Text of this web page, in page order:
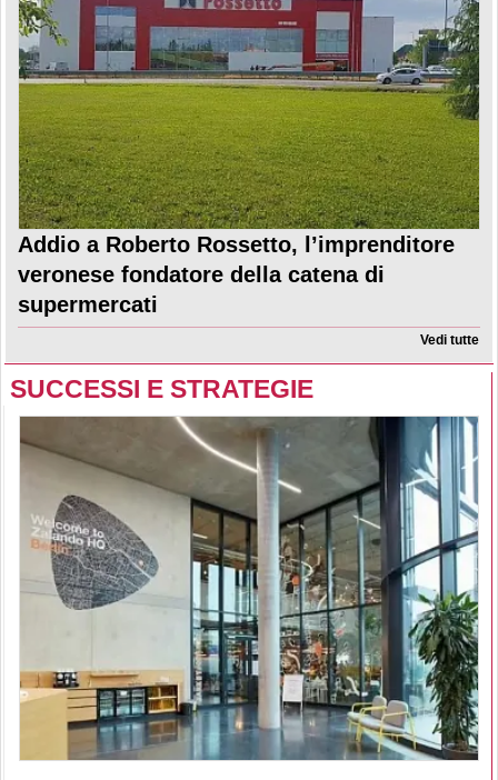
Addio a Roberto Rossetto, l’imprenditore
veronese fondatore della catena di
supermercati
Vedi tutte
SUCCESSI E STRATEGIE